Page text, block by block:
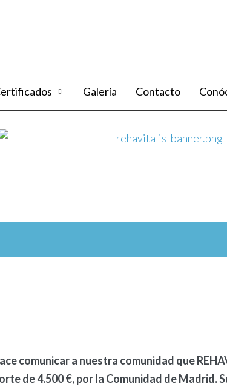
Galería Contacto
comunicar a nuestra comunidad que
de 4.500 €, por la Comunidad de Madrid.